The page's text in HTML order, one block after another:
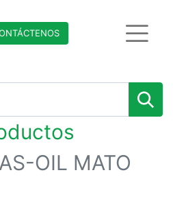
OIL MATO